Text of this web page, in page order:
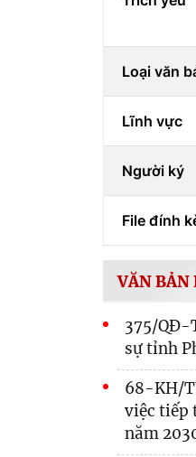
Loại văn
Lĩnh vực
Người ký
File đính
VĂN BẢN
375/QĐ-
sự tỉnh
68-KH/
việc tiếp
năm